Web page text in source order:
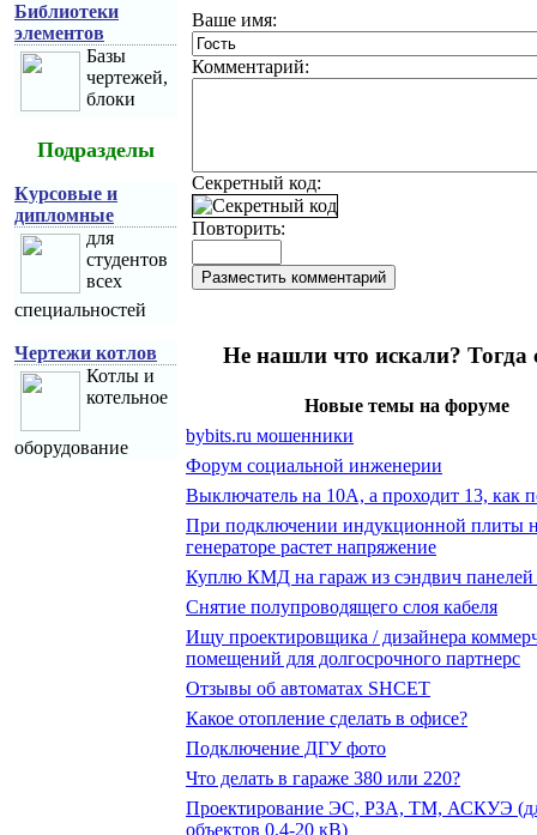
Библиотеки
элементов
Базы
чертежей,
блоки
Подразделы
Курсовые и
дипломные
для
студентов
всех
специальностей
Чертежи котлов
Котлы и
котельное
оборудование
Ваше имя:
Комментарий:
Секретный код:
Повторить:
Не нашли что искали? Тогда
Новые темы на форуме
bybits.ru мошенники
Форум социальной инженерии
Выключатель на 10А, а проходит 13, как
При подключении индукционной плиты
генераторе растет напряжение
Куплю КМД на гараж из сэндвич панелей
Снятие полупроводящего слоя кабеля
Ищу проектировщика / дизайнера
помещений для долгосрочного партнерс
Отзывы об автоматах SHCET
Какое отопление сделать в офисе?
Подключение ДГУ фото
Что делать в гараже 380 или 220?
Проектирование ЭС, РЗА, ТМ, АСКУЭ
объектов 0,4-20 кВ)